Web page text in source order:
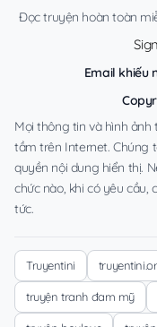
Đọc truyện hoàn toàn
Email khiếu
Mọi thông tin và hình
tầm trên Internet. Chúng
quyền nội dung hiển thị.
chức nào, khi có yêu
tức.
Truyentini
truyện tranh đam mỹ